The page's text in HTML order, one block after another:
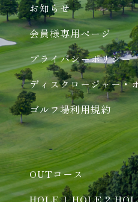
お知らせ
会員様専用ページ
プライバシーポリシー
ディスクロージャー・
ゴルフ場利用規約
OUTコース
HOLE.1 HOLE.2